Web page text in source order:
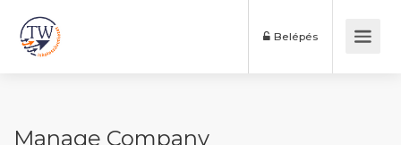
Belépés
Manage Company